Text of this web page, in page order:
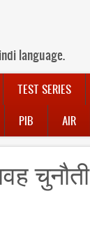
language.
TEST SERIES
PIB AIR
चुनौती